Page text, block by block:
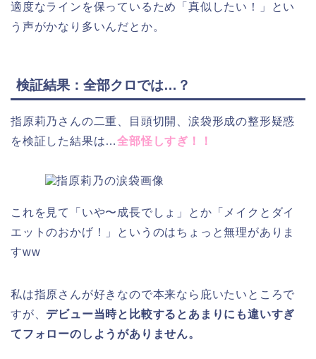
適度なラインを保っているため「真似したい！」とい
う声がかなり多いんだとか。
検証結果：全部クロでは…？
指原莉乃さんの二重、目頭切開、涙袋形成の整形疑惑
を検証した結果は…全部怪しすぎ！！
これを見て「いや〜成長でしょ」とか「メイクとダイ
エットのおかげ！」というのはちょっと無理がありま
すww
私は指原さんが好きなので本来なら庇いたいところで
すが、 デビュー当時と比較するとあまりにも違いすぎ
てフォローのしようがありません。